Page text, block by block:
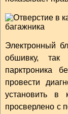
Электронный
обшивку,
парктроника
провести
установить в
просверлено с